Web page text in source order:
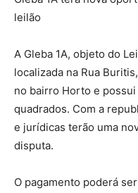
leilão
A Gleba 1A, objeto do
localizada na Rua
no bairro Horto e
quadrados. Com a
e jurídicas terão uma
disputa.
O pagamento poderá